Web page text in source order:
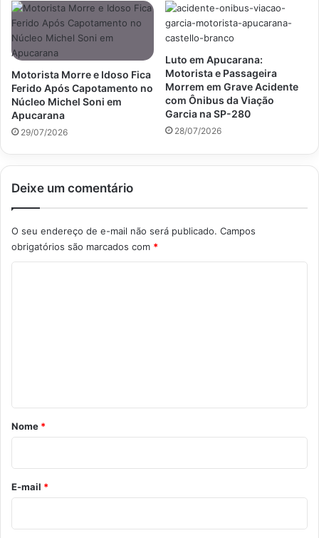
Motorista Morre e Idoso Fica
Ferido Após Capotamento no
Núcleo Michel Soni em
Apucarana
29/07/2026
Luto em Apucarana:
Motorista e Passageira
Morrem em Grave Acidente
com Ônibus da Viação
Garcia na SP-280
28/07/2026
Deixe um comentário
O seu endereço de e-mail não será publicado. Campos
obrigatórios são marcados com *
r
o
*
Nome *
E-mail *